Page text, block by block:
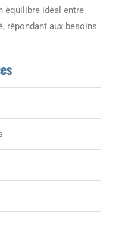
équilibre idéal entre
répondant aux besoins